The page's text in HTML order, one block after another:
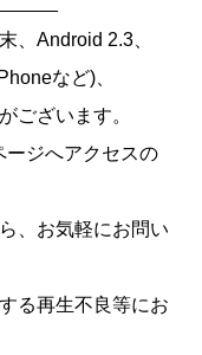
、Android 2.3、
など)、
ございます。
ージへアクセスの
、お気軽にお問い
る再生不良等にお